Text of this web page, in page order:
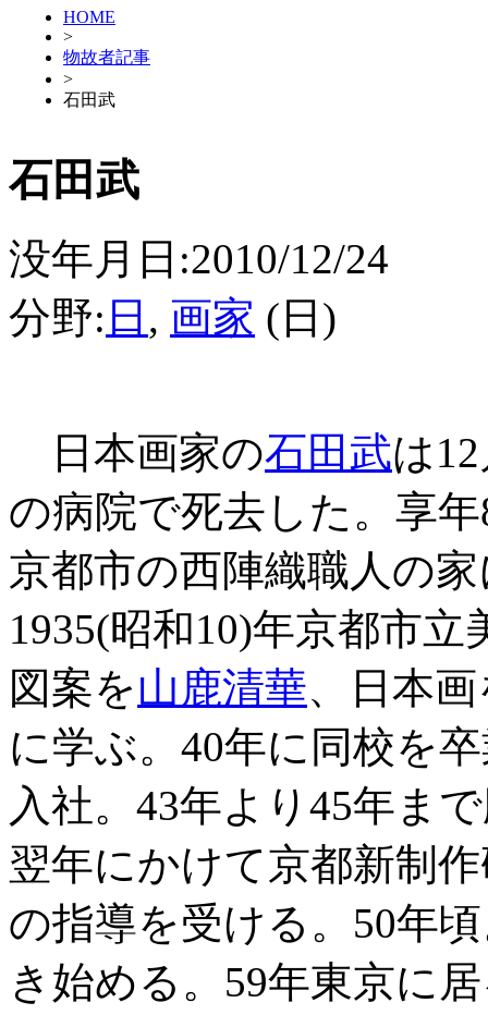
HOME
>
物故者記事
>
石田武
石田武
没年月日:2010/12/24
分野: 日 , 画家 (日)
日本画家の石田武は
の病院で死去した。享
京都市の西陣織職人の
1935(昭和10)年京都市
図案を山鹿清華、日本
に学ぶ。40年に同校を
入社。43年より45年ま
翌年にかけて京都新制
の指導を受ける。50年
き始める。59年東京に